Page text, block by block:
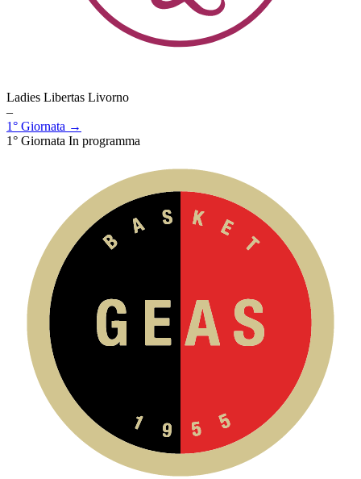
Ladies Libertas Livorno
–
1° Giornata →
1° Giornata In programma